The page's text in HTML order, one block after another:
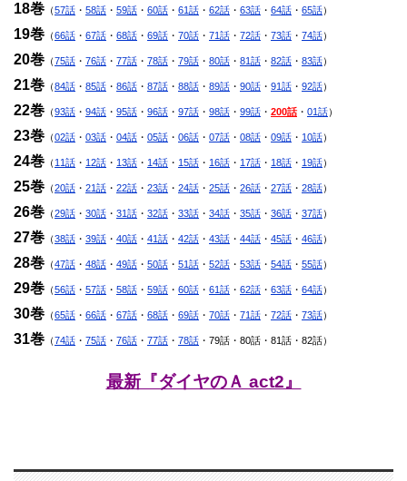
18巻 （57話 ・ 58話 ・ 59話 ・ 60話 ・ 61話 ・ 62話 ・ 63話 ・ 64話 ・ 65話）
19巻 （66話 ・ 67話 ・ 68話 ・ 69話 ・ 70話 ・ 71話 ・ 72話 ・ 73話 ・ 74話）
20巻 （75話 ・ 76話 ・ 77話 ・ 78話 ・ 79話 ・ 80話 ・ 81話 ・ 82話 ・ 83話）
21巻 （84話 ・ 85話 ・ 86話 ・ 87話 ・ 88話 ・ 89話 ・ 90話 ・ 91話 ・ 92話）
22巻 （93話 ・ 94話 ・ 95話 ・ 96話 ・ 97話 ・ 98話 ・ 99話 ・ 200話 ・ 01話）
23巻 （02話 ・ 03話 ・ 04話 ・ 05話 ・ 06話 ・ 07話 ・ 08話 ・ 09話 ・ 10話）
24巻 （11話 ・ 12話 ・ 13話 ・ 14話 ・ 15話 ・ 16話 ・ 17話 ・ 18話 ・ 19話）
25巻 （20話 ・ 21話 ・ 22話 ・ 23話 ・ 24話 ・ 25話 ・ 26話 ・ 27話 ・ 28話）
26巻 （29話 ・ 30話 ・ 31話 ・ 32話 ・ 33話 ・ 34話 ・ 35話 ・ 36話 ・ 37話）
27巻 （38話 ・ 39話 ・ 40話 ・ 41話 ・ 42話 ・ 43話 ・ 44話 ・ 45話 ・ 46話）
28巻 （47話 ・ 48話 ・ 49話 ・ 50話 ・ 51話 ・ 52話 ・ 53話 ・ 54話 ・ 55話）
29巻 （56話 ・ 57話 ・ 58話 ・ 59話 ・ 60話 ・ 61話 ・ 62話 ・ 63話 ・ 64話）
30巻 （65話 ・ 66話 ・ 67話 ・ 68話 ・ 69話 ・ 70話 ・ 71話 ・ 72話 ・ 73話）
31巻 （74話 ・ 75話 ・ 76話 ・ 77話 ・ 78話 ・79話・80話・81話・82話）
最新『ダイヤのＡ act2』